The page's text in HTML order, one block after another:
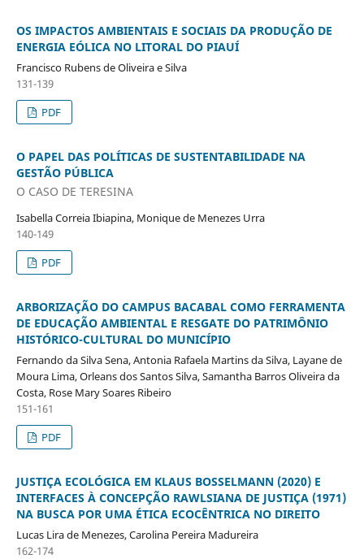
OS IMPACTOS AMBIENTAIS E SOCIAIS DA PRODUÇÃO DE
ENERGIA EÓLICA NO LITORAL DO PIAUÍ
Francisco Rubens de Oliveira e Silva
131-139
PDF
O PAPEL DAS POLÍTICAS DE SUSTENTABILIDADE NA
GESTÃO PÚBLICA
O CASO DE TERESINA
Isabella Correia Ibiapina, Monique de Menezes Urra
140-149
PDF
ARBORIZAÇÃO DO CAMPUS BACABAL COMO FERRAMENTA
DE EDUCAÇÃO AMBIENTAL E RESGATE DO PATRIMÔNIO
HISTÓRICO-CULTURAL DO MUNICÍPIO
Fernando da Silva Sena, Antonia Rafaela Martins da Silva, Layane de
Moura Lima, Orleans dos Santos Silva, Samantha Barros Oliveira da
Costa, Rose Mary Soares Ribeiro
151-161
PDF
JUSTIÇA ECOLÓGICA EM KLAUS BOSSELMANN (2020) E
INTERFACES À CONCEPÇÃO RAWLSIANA DE JUSTIÇA (1971)
NA BUSCA POR UMA ÉTICA ECOCÊNTRICA NO DIREITO
Lucas Lira de Menezes, Carolina Pereira Madureira
162-174